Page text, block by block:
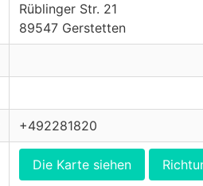
Rüblinger Str. 21
89547 Gerstetten
+492281820
Die Karte siehen